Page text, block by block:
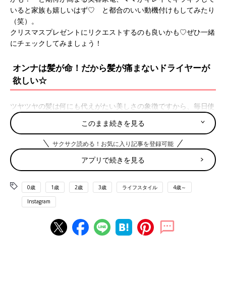
いると家族も嬉しいはず♡ と都合のいい動機付けもしてみたり
（笑）。
クリスマスプレゼントにリクエストするのも良いかも♡ぜひ一緒
にチェックしてみましょう！
オンナは髪が命！だから髪が痛まないドライヤーが
欲しい☆
ツヤツヤの髪は何にも代えがたい美しさの象徴ですから、毎日使
うドライヤーは髪や頭皮に良いものを使いたいですよね。少し値
が張るものでも、ヘアケア代として考えると案外お得かも！
髪にも頭皮にも働きかけて水分量を上げる「レプロナイザ
このまま続きを見る
サクサク読める！お気に入り記事を登録可能
アプリで続きを見る
0歳 1歳 2歳 3歳 ライフスタイル 4歳～
Instagram